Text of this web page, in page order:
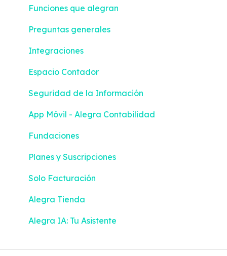
Funciones que alegran
Preguntas generales
Integraciones
Espacio Contador
Seguridad de la Información
App Móvil - Alegra Contabilidad
Fundaciones
Planes y Suscripciones
Solo Facturación
Alegra Tienda
Alegra IA: Tu Asistente